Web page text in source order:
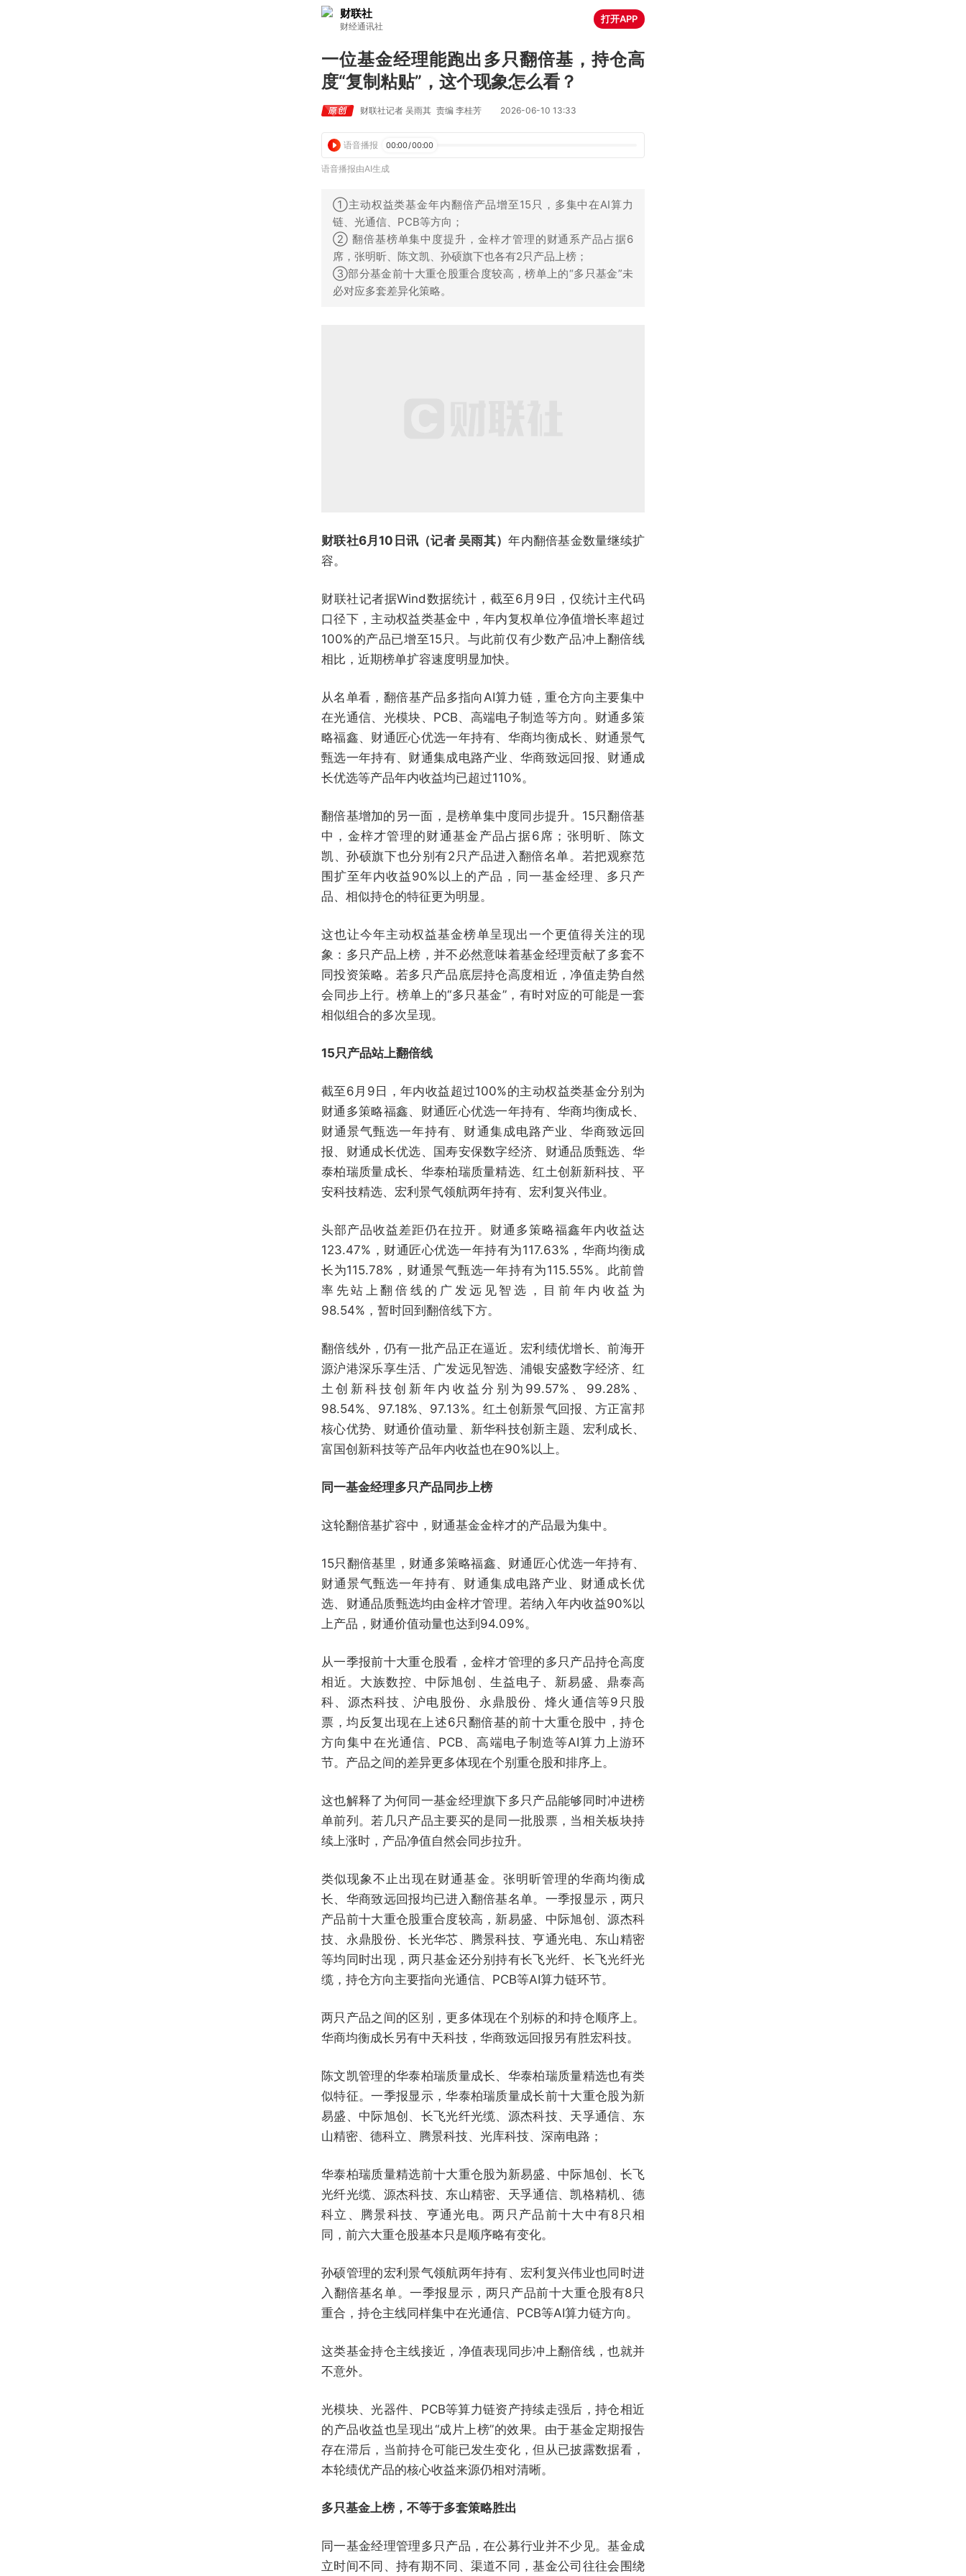
财联社
财经通讯社
打开APP
一位基金经理能跑出多只翻倍基，持仓高
度“复制粘贴”，这个现象怎么看？
财联社记者 吴雨其 责编 李桂芳 2026-06-10 13:33
语音播报 00:00/00:00
语音播报由AI生成
①主动权益类基金年内翻倍产品增至15只，多集中在AI算力
链、光通信、PCB等方向；
② 翻倍基榜单集中度提升，金梓才管理的财通系产品占据6
席，张明昕、陈文凯、孙硕旗下也各有2只产品上榜；
③部分基金前十大重仓股重合度较高，榜单上的“多只基金”未
必对应多套差异化策略。
财联社6月10日讯（记者 吴雨其）年内翻倍基金数量继续扩
容。
财联社记者据Wind数据统计，截至6月9日，仅统计主代码
口径下，主动权益类基金中，年内复权单位净值增长率超过
100%的产品已增至15只。与此前仅有少数产品冲上翻倍线
相比，近期榜单扩容速度明显加快。
从名单看，翻倍基产品多指向AI算力链，重仓方向主要集中
在光通信、光模块、PCB、高端电子制造等方向。财通多策
略福鑫、财通匠心优选一年持有、华商均衡成长、财通景气
甄选一年持有、财通集成电路产业、华商致远回报、财通成
长优选等产品年内收益均已超过110%。
翻倍基增加的另一面，是榜单集中度同步提升。15只翻倍基
中，金梓才管理的财通基金产品占据6席；张明昕、陈文
凯、孙硕旗下也分别有2只产品进入翻倍名单。若把观察范
围扩至年内收益90%以上的产品，同一基金经理、多只产
品、相似持仓的特征更为明显。
这也让今年主动权益基金榜单呈现出一个更值得关注的现
象：多只产品上榜，并不必然意味着基金经理贡献了多套不
同投资策略。若多只产品底层持仓高度相近，净值走势自然
会同步上行。榜单上的“多只基金”，有时对应的可能是一套
相似组合的多次呈现。
15只产品站上翻倍线
截至6月9日，年内收益超过100%的主动权益类基金分别为
财通多策略福鑫、财通匠心优选一年持有、华商均衡成长、
财通景气甄选一年持有、财通集成电路产业、华商致远回
报、财通成长优选、国寿安保数字经济、财通品质甄选、华
泰柏瑞质量成长、华泰柏瑞质量精选、红土创新新科技、平
安科技精选、宏利景气领航两年持有、宏利复兴伟业。
头部产品收益差距仍在拉开。财通多策略福鑫年内收益达
123.47%，财通匠心优选一年持有为117.63%，华商均衡成
长为115.78%，财通景气甄选一年持有为115.55%。此前曾
率先站上翻倍线的广发远见智选，目前年内收益为
98.54%，暂时回到翻倍线下方。
翻倍线外，仍有一批产品正在逼近。宏利绩优增长、前海开
源沪港深乐享生活、广发远见智选、浦银安盛数字经济、红
土创新科技创新年内收益分别为99.57%、99.28%、
98.54%、97.18%、97.13%。红土创新景气回报、方正富邦
核心优势、财通价值动量、新华科技创新主题、宏利成长、
富国创新科技等产品年内收益也在90%以上。
同一基金经理多只产品同步上榜
这轮翻倍基扩容中，财通基金金梓才的产品最为集中。
15只翻倍基里，财通多策略福鑫、财通匠心优选一年持有、
财通景气甄选一年持有、财通集成电路产业、财通成长优
选、财通品质甄选均由金梓才管理。若纳入年内收益90%以
上产品，财通价值动量也达到94.09%。
从一季报前十大重仓股看，金梓才管理的多只产品持仓高度
相近。大族数控、中际旭创、生益电子、新易盛、鼎泰高
科、源杰科技、沪电股份、永鼎股份、烽火通信等9只股
票，均反复出现在上述6只翻倍基的前十大重仓股中，持仓
方向集中在光通信、PCB、高端电子制造等AI算力上游环
节。产品之间的差异更多体现在个别重仓股和排序上。
这也解释了为何同一基金经理旗下多只产品能够同时冲进榜
单前列。若几只产品主要买的是同一批股票，当相关板块持
续上涨时，产品净值自然会同步拉升。
类似现象不止出现在财通基金。张明昕管理的华商均衡成
长、华商致远回报均已进入翻倍基名单。一季报显示，两只
产品前十大重仓股重合度较高，新易盛、中际旭创、源杰科
技、永鼎股份、长光华芯、腾景科技、亨通光电、东山精密
等均同时出现，两只基金还分别持有长飞光纤、长飞光纤光
缆，持仓方向主要指向光通信、PCB等AI算力链环节。
两只产品之间的区别，更多体现在个别标的和持仓顺序上。
华商均衡成长另有中天科技，华商致远回报另有胜宏科技。
陈文凯管理的华泰柏瑞质量成长、华泰柏瑞质量精选也有类
似特征。一季报显示，华泰柏瑞质量成长前十大重仓股为新
易盛、中际旭创、长飞光纤光缆、源杰科技、天孚通信、东
山精密、德科立、腾景科技、光库科技、深南电路；
华泰柏瑞质量精选前十大重仓股为新易盛、中际旭创、长飞
光纤光缆、源杰科技、东山精密、天孚通信、凯格精机、德
科立、腾景科技、亨通光电。两只产品前十大中有8只相
同，前六大重仓股基本只是顺序略有变化。
孙硕管理的宏利景气领航两年持有、宏利复兴伟业也同时进
入翻倍基名单。一季报显示，两只产品前十大重仓股有8只
重合，持仓主线同样集中在光通信、PCB等AI算力链方向。
这类基金持仓主线接近，净值表现同步冲上翻倍线，也就并
不意外。
光模块、光器件、PCB等算力链资产持续走强后，持仓相近
的产品收益也呈现出“成片上榜”的效果。由于基金定期报告
存在滞后，当前持仓可能已发生变化，但从已披露数据看，
本轮绩优产品的核心收益来源仍相对清晰。
多只基金上榜，不等于多套策略胜出
同一基金经理管理多只产品，在公募行业并不少见。基金成
立时间不同、持有期不同、渠道不同，基金公司往往会围绕